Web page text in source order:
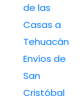
de las
Casas a
Tehuacán
Envíos de
San
Cristóbal